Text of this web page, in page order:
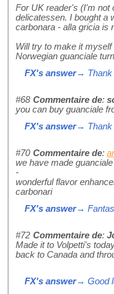
For UK reader's (I'm not
delicatessen. I bought a
carbonara - alla gricia is
Will try to make it
Norwegian guanciale
FX's answer→ Thank
#68 Commentaire de:
you can buy guanciale
FX's answer→ Thank
#70 Commentaire de:
we have made
-
wonderful flavor
carbonari
FX's answer→
#72 Commentaire de:
Made it to Volpetti's
back to Canada and
FX's answer→ Good